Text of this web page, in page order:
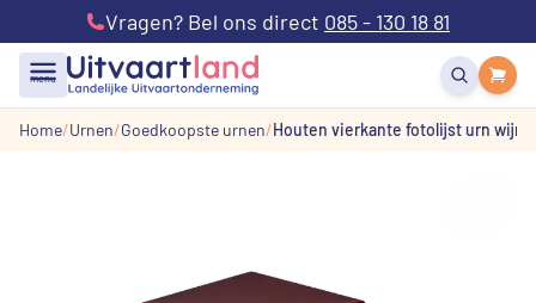
Vragen? Bel ons direct 085 - 130 18 81
menu
Home Urnen Goedkoopste urnen Houten vierkante fotolijst urn